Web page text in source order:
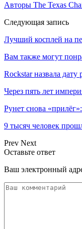
Авторы The Texas
Следующая запись
Лучший косплей на
Вам также могут
Rockstar назвала
Через пять лет
Рунет снова
9 тысяч человек
Prev Next
Оставьте ответ
Ваш электронный